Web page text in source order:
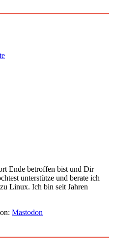
Ende betroffen bist und Dir
unterstütze und berate ich
Linux. Ich bin seit Jahren
Mastodon